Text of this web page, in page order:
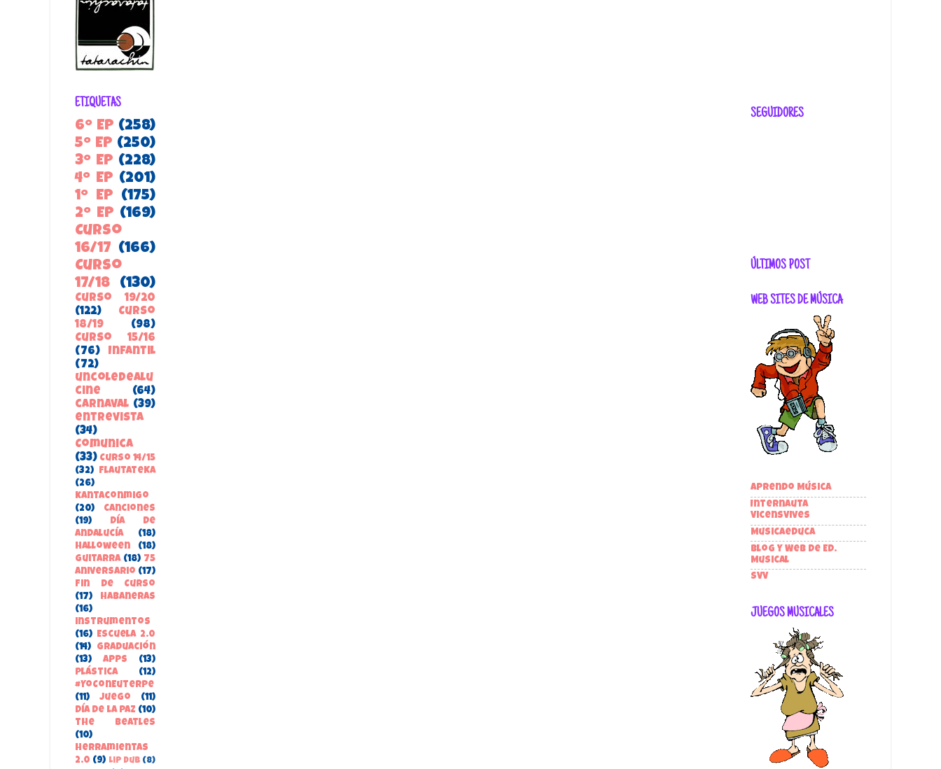
ETIQUETAS
6º EP (258)
5º EP (250)
3º EP (228)
4º EP (201)
1º EP
(175)
2º EP (169)
Curso
16/17 (166)
Curso
17/18
(130)
Curso 19/20
(122)
Curso
18/19
(98)
Curso 15/16
(76)
Infantil
(72)
uncoledealu
cine
(64)
carnaval (39)
entrevista
(34)
ComunicA
(33) Curso 14/15
(32)
FlautateKa
(26)
kantaconmigo
(20)
canciones
(19)
Día de
Andalucía
(18)
Halloween
(18)
guitarra (18) 75
aniversario (17)
Fin de Curso
(17)
habaneras
(16)
instrumentos
(16) Escuela 2.0
(14)
Graduación
(13)
apps
(13)
Plástica
(12)
#YoConEuterpe
(11)
juego
(11)
Día de la Paz (10)
the beatles
(10)
herramientas
2.0 (9) Lip Dub (8)
SEGUIDORES
ÚLTIMOS POST
WEB SITES DE MÚSICA
Aprendo Música
Internauta
VicensVives
Musicaeduca
Blog y Web de Ed.
Musical
SVV
JUEGOS MUSICALES